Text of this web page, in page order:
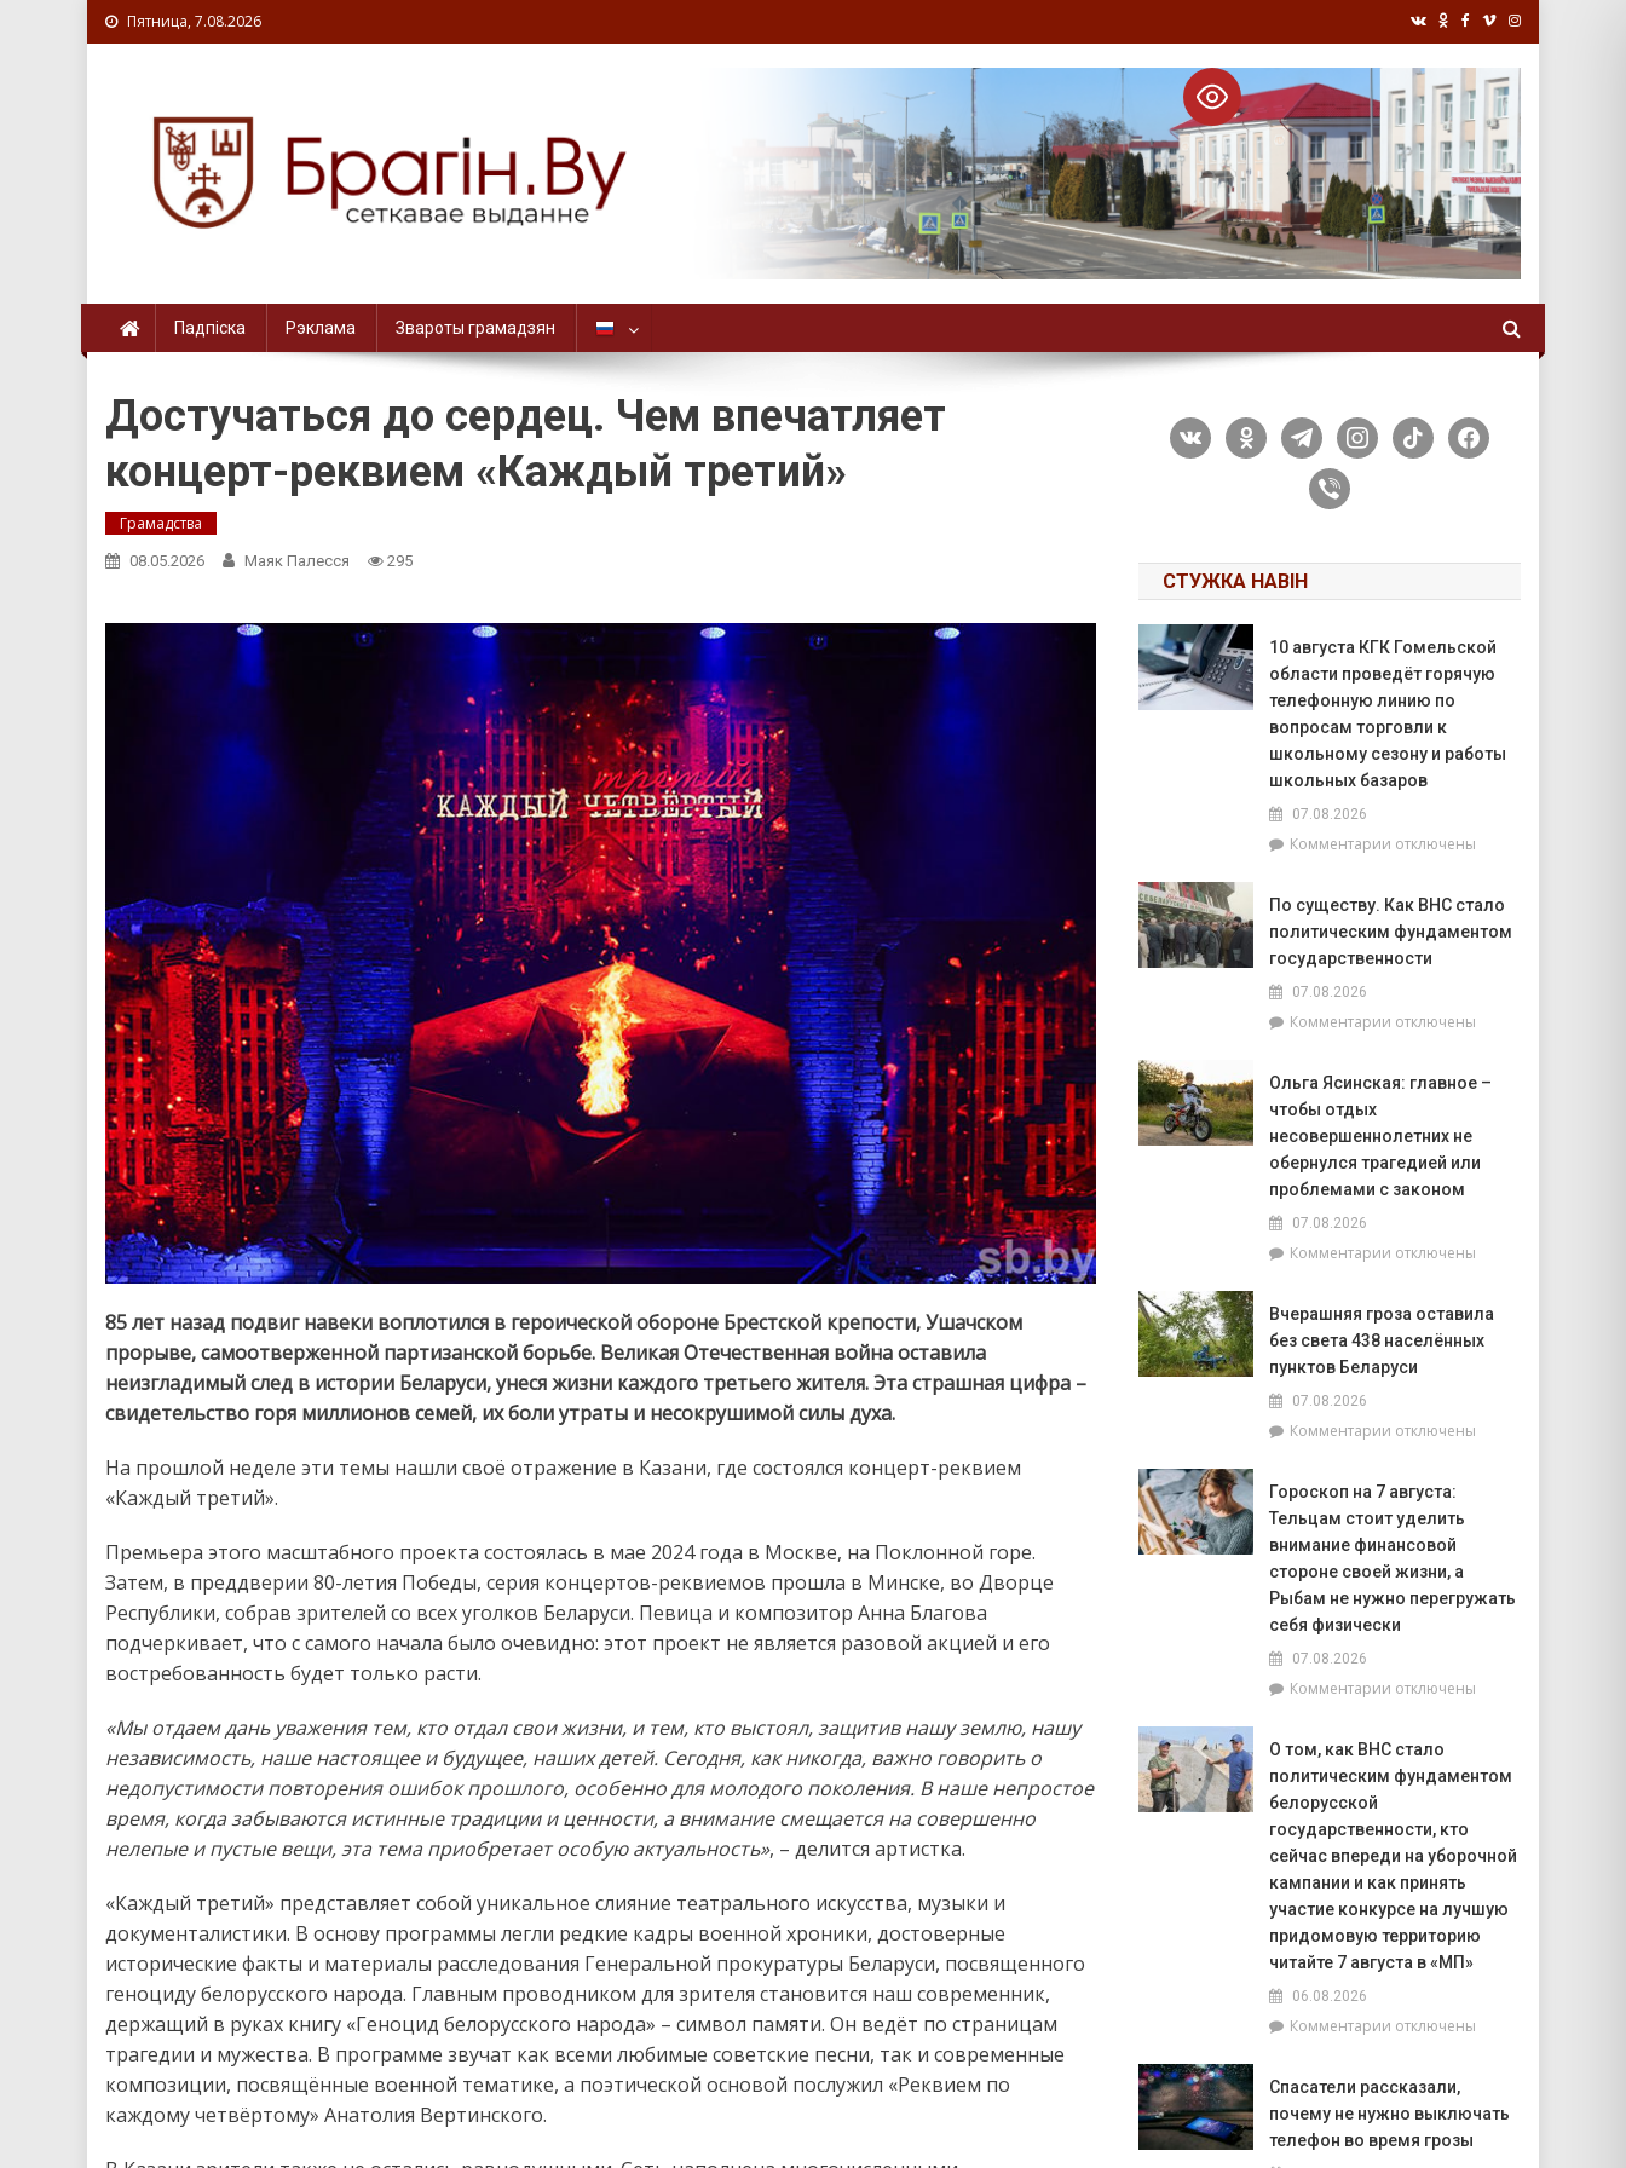
Пятница, 7.08.2026
Падпіска Рэклама Звароты грамадзян
Достучаться до сердец. Чем впечатляет
концерт-реквием «Каждый третий»
Грамадства
08.05.2026 Маяк Палесся 295
85 лет назад подвиг навеки воплотился в героической обороне Брестской крепости, Ушачском
прорыве, самоотверженной партизанской борьбе. Великая Отечественная война оставила
неизгладимый след в истории Беларуси, унеся жизни каждого третьего жителя. Эта страшная цифра –
свидетельство горя миллионов семей, их боли утраты и несокрушимой силы духа.
На прошлой неделе эти темы нашли своё отражение в Казани, где состоялся концерт-реквием
«Каждый третий».
Премьера этого масштабного проекта состоялась в мае 2024 года в Москве, на Поклонной горе.
Затем, в преддверии 80-летия Победы, серия концертов-реквиемов прошла в Минске, во Дворце
Республики, собрав зрителей со всех уголков Беларуси. Певица и композитор Анна Благова
подчеркивает, что с самого начала было очевидно: этот проект не является разовой акцией и его
востребованность будет только расти.
«Мы отдаем дань уважения тем, кто отдал свои жизни, и тем, кто выстоял, защитив нашу землю, нашу
независимость, наше настоящее и будущее, наших детей. Сегодня, как никогда, важно говорить о
недопустимости повторения ошибок прошлого, особенно для молодого поколения. В наше непростое
время, когда забываются истинные традиции и ценности, а внимание смещается на совершенно
нелепые и пустые вещи, эта тема приобретает особую актуальность», – делится артистка.
«Каждый третий» представляет собой уникальное слияние театрального искусства, музыки и
документалистики. В основу программы легли редкие кадры военной хроники, достоверные
исторические факты и материалы расследования Генеральной прокуратуры Беларуси, посвященного
геноциду белорусского народа. Главным проводником для зрителя становится наш современник,
держащий в руках книгу «Геноцид белорусского народа» – символ памяти. Он ведёт по страницам
трагедии и мужества. В программе звучат как всеми любимые советские песни, так и современные
композиции, посвящённые военной тематике, а поэтической основой послужил «Реквием по
каждому четвёртому» Анатолия Вертинского.
vkontakteodnoklassniki
telegraminstagram
tiktok facebook
viber
СТУЖКА НАВІН
10 августа КГК Гомельской
области проведёт горячую
телефонную линию по
вопросам торговли к
школьному сезону и работы
школьных базаров
07.08.2026
Комментариик
августа
КГК
Гомельской
горячую
по
торговли
к
школьному
работы
отключены
По существу. Как ВНС стало
политическим фундаментом
государственности
07.08.2026
Комментариик
существу.
ВНС
стало
политическим
отключены
Ольга Ясинская: главное –
чтобы отдых
несовершеннолетних не
обернулся трагедией или
проблемами с законом
07.08.2026
Комментариик
Ясинская:
главное
–
несовершеннолетних
трагедией
или
проблемами
с
законом
отключены
Вчерашняя гроза оставила
без света 438 населённых
пунктов Беларуси
07.08.2026
Комментариик
гроза
оставила
без
света
438
населённых
пунктов
отключены
Гороскоп на 7 августа:
Тельцам стоит уделить
внимание финансовой
стороне своей жизни, а
Рыбам не нужно перегружать
себя физически
07.08.2026
Комментариик
на
7
Тельцам
стоит
уделить
внимание
финансовой
стороне
своей
Рыбам
перегружать
себя
физически
отключены
О том, как ВНС стало
политическим фундаментом
белорусской
государственности, кто
сейчас впереди на уборочной
кампании и как принять
участие конкурсе на лучшую
придомовую территорию
читайте 7 августа в «МП»
06.08.2026
Комментариик
том,
как
ВНС
отключены
Спасатели рассказали,
почему не нужно выключать
телефон во время грозы